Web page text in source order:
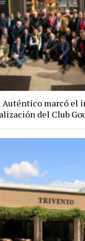
Auténtico marcó el
del Club